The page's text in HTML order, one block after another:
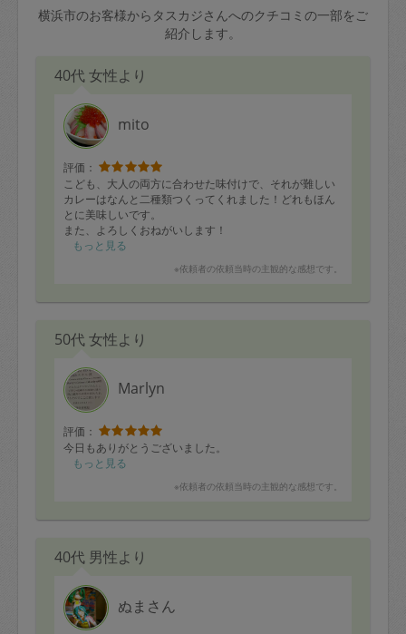
横浜市のお客様からタスカジさんへのクチコミの一部をご
紹介します。
40代 女性より
mito
評価：
こども、大人の両方に合わせた味付けで、それが難しい
カレーはなんと二種類つくってくれました！どれもほん
とに美味しいです。
また、よろしくおねがいします！
もっと見る
※依頼者の依頼当時の主観的な感想です。
50代 女性より
Marlyn
評価：
今日もありがとうございました。
もっと見る
※依頼者の依頼当時の主観的な感想です。
40代 男性より
ぬまさん